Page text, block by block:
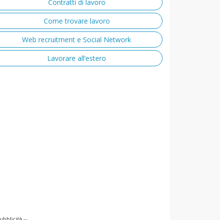
Contratti di lavoro
Come trovare lavoro
Web recruitment e Social Network
Lavorare all’estero